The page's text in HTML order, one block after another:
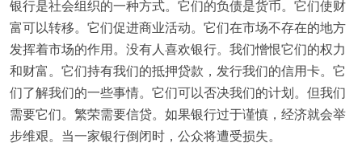
银行是社会组织的一种方式。它们的负债是货币。它们使财
富可以转移。它们促进商业活动。它们在市场不存在的地方
发挥着市场的作用。没有人喜欢银行。我们憎恨它们的权力
和财富。它们持有我们的抵押贷款，发行我们的信用卡。它
们了解我们的一些事情。它们可以否决我们的计划。但我们
需要它们。繁荣需要信贷。如果银行过于谨慎，经济就会举
步维艰。当一家银行倒闭时，公众将遭受损失。